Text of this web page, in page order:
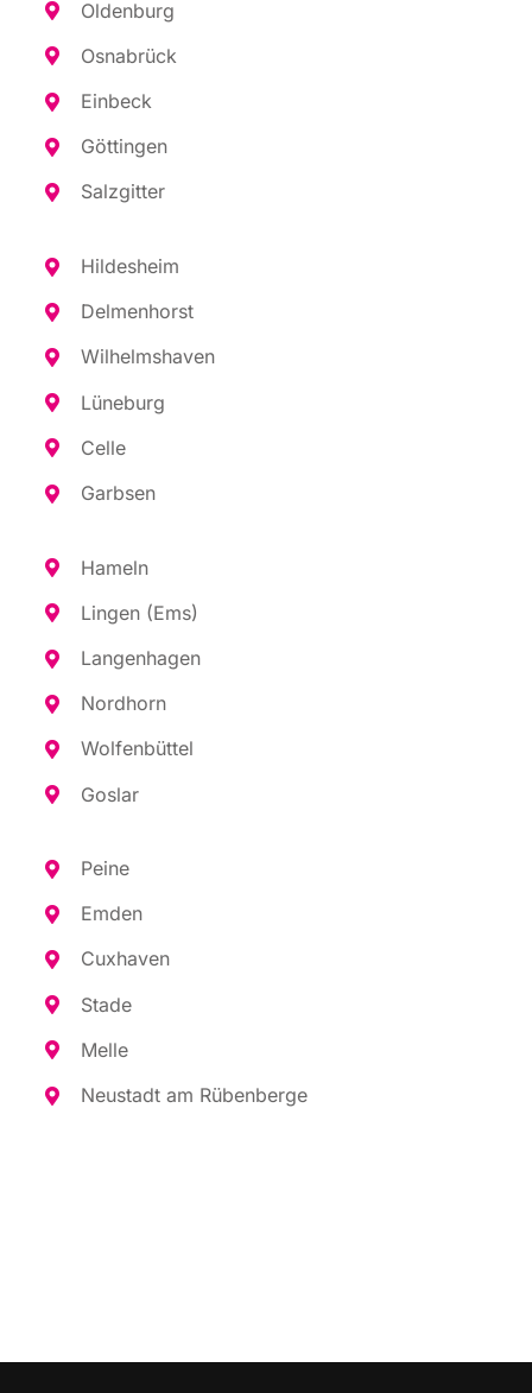
Olden­burg
Osna­brück
Ein­beck
Göt­tin­gen
Salz­git­ter
Hil­des­heim
Del­men­horst
Wil­helms­ha­ven
Lüne­burg
Cel­le
Garb­sen
Hameln
Lin­gen (Ems)
Lan­gen­ha­gen
Nord­horn
Wol­fen­büt­tel
Gos­lar
Pei­ne
Emden
Cux­ha­ven
Sta­de
Mel­le
Neu­stadt am Rübenberge